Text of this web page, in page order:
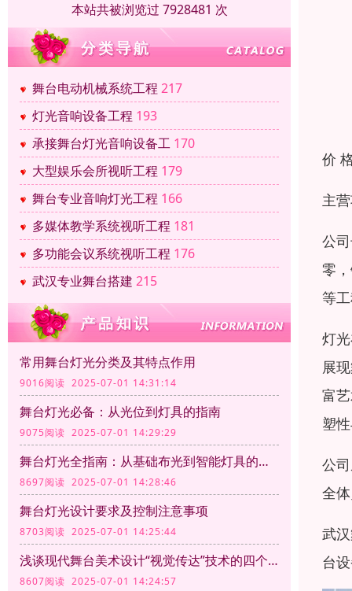
本站共被浏览过 7928481 次
舞台电动机械系统工程 217
灯光音响设备工程 193
承接舞台灯光音响设备工 170
大型娱乐会所视听工程 179
舞台专业音响灯光工程 166
多媒体教学系统视听工程 181
多功能会议系统视听工程 176
武汉专业舞台搭建 215
常用舞台灯光分类及其特点作用
9016阅读 2025-07-01 14:31:14
舞台灯光必备：从光位到灯具的指南
9075阅读 2025-07-01 14:29:29
舞台灯光全指南：从基础布光到智能灯具的应用
8697阅读 2025-07-01 14:28:46
舞台灯光设计要求及控制注意事项
8703阅读 2025-07-01 14:25:44
浅谈现代舞台美术设计“视觉传达”技术的四个方面
8607阅读 2025-07-01 14:24:57
价
主
公
零
等
灯
展
富
塑
公
全
武
台